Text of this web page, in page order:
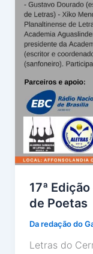
17ª
de Poetas
Da redação do
Letras do